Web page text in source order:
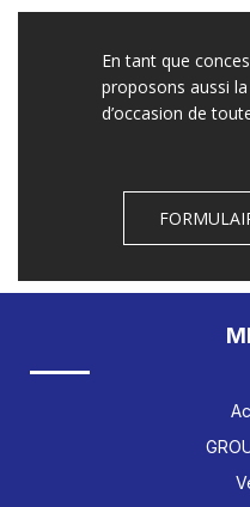
En tant que
proposons aussi
d’occasion de